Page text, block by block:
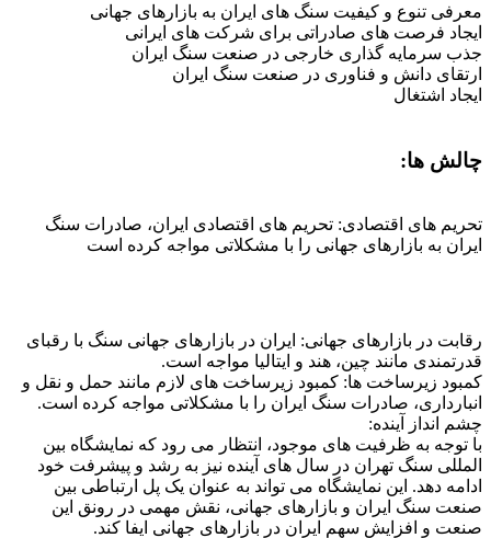
معرفی تنوع و کیفیت سنگ های ایران به بازارهای جهانی
ایجاد فرصت های صادراتی برای شرکت های ایرانی
جذب سرمایه گذاری خارجی در صنعت سنگ ایران
ارتقای دانش و فناوری در صنعت سنگ ایران
ایجاد اشتغال
چالش ها:
تحریم های اقتصادی: تحریم های اقتصادی ایران، صادرات سنگ
ایران به بازارهای جهانی را با مشکلاتی مواجه کرده است
رقابت در بازارهای جهانی: ایران در بازارهای جهانی سنگ با رقبای
قدرتمندی مانند چین، هند و ایتالیا مواجه است.
کمبود زیرساخت ها: کمبود زیرساخت های لازم مانند حمل و نقل و
انبارداری، صادرات سنگ ایران را با مشکلاتی مواجه کرده است.
چشم انداز آینده:
با توجه به ظرفیت های موجود، انتظار می رود که نمایشگاه بین
المللی سنگ تهران در سال های آینده نیز به رشد و پیشرفت خود
ادامه دهد. این نمایشگاه می تواند به عنوان یک پل ارتباطی بین
صنعت سنگ ایران و بازارهای جهانی، نقش مهمی در رونق این
صنعت و افزایش سهم ایران در بازارهای جهانی ایفا کند.